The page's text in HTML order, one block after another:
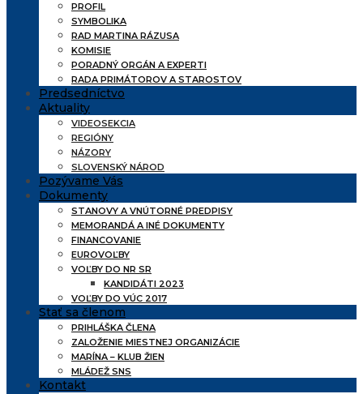
PROFIL
SYMBOLIKA
RAD MARTINA RÁZUSA
KOMISIE
PORADNÝ ORGÁN A EXPERTI
RADA PRIMÁTOROV A STAROSTOV
Predsedníctvo
Aktuality
VIDEOSEKCIA
REGIÓNY
NÁZORY
SLOVENSKÝ NÁROD
Pozývame Vás
Dokumenty
STANOVY A VNÚTORNÉ PREDPISY
MEMORANDÁ A INÉ DOKUMENTY
FINANCOVANIE
EUROVOĽBY
VOĽBY DO NR SR
KANDIDÁTI 2023
VOĽBY DO VÚC 2017
Stať sa členom
PRIHLÁŠKA ČLENA
ZALOŽENIE MIESTNEJ ORGANIZÁCIE
MARÍNA – KLUB ŽIEN
MLÁDEŽ SNS
Kontakt